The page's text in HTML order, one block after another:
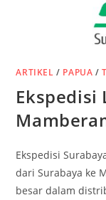
ARTIKEL / PAPUA /
Ekspedisi
Ekspedisi
dari Surabaya ke
besar dalam